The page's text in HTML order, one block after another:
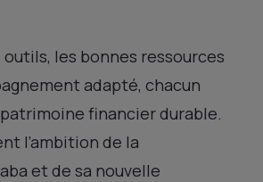
outils, les bonnes ressources
adapté, chacun
financier durable.
l’ambition de la
et de sa nouvelle